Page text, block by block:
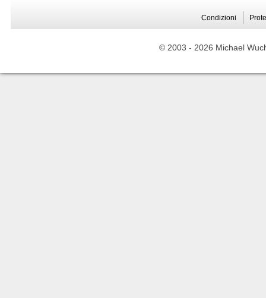
Condizioni
© 2003 - 2026 Michael